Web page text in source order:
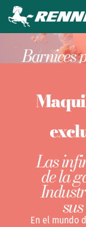
contenido
Barnices
Las
de la
En el mundo